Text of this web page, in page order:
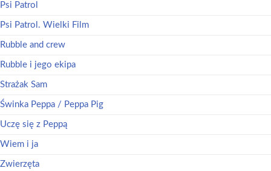
Psi Patrol
Psi Patrol. Wielki Film
Rubble and crew
Rubble i jego ekipa
Strażak Sam
Świnka Peppa / Peppa Pig
Uczę się z Peppą
Wiem i ja
Zwierzęta